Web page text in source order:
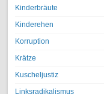
Kinderbräute
Kinderehen
Korruption
Krätze
Kuscheljustiz
Linksradikalismus